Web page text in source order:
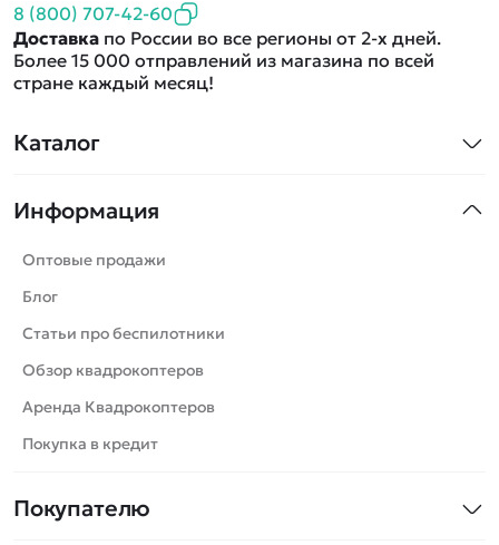
Каталог
Машинки
Танки
Вертолеты
Катера
Роботы
Самолеты
Сборные модели
Спецтехника
Информация
Оптовые продажи
Блог
Статьи про беспилотники
Обзор квадрокоптеров
Аренда Квадрокоптеров
Покупка в кредит
Покупателю
8 (800) 707-42-60
Доставка по России во все регионы от 2-х дней.
Более 15 000 отправлений из магазина по всей
стране каждый месяц!